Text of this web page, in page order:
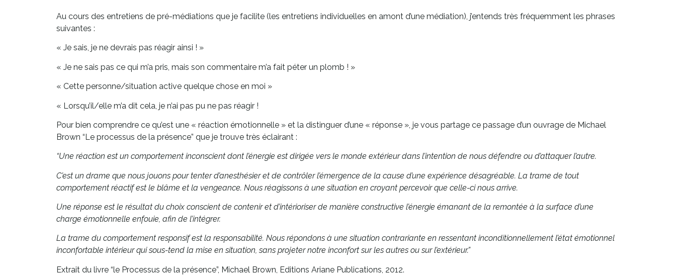
Au cours des entretiens de pré-médiations que je facilite (les entretiens individuelles en amont d’une médiation), j’entends très fréquemment les phrases
suivantes :
« Je sais, je ne devrais pas réagir ainsi ! »
« Je ne sais pas ce qui m’a pris, mais son commentaire m’a fait péter un plomb ! »
« Cette personne/situation active quelque chose en moi »
« Lorsqu’il/elle m’a dit cela, je n’ai pas pu ne pas réagir !
Pour bien comprendre ce qu’est une « réaction émotionnelle » et la distinguer d’une « réponse », je vous partage ce passage d’un ouvrage de Michael
Brown “Le processus de la présence” que je trouve très éclairant :
“Une réaction est un comportement inconscient dont l’énergie est dirigée vers le monde extérieur dans l’intention de nous défendre ou d’attaquer l’autre.
C’est un drame que nous jouons pour tenter d’anesthésier et de contrôler l’émergence de la cause d’une expérience désagréable. La trame de tout
comportement réactif est le blâme et la vengeance. Nous réagissons à une situation en croyant percevoir que celle-ci nous arrive.
Une réponse est le résultat du choix conscient de contenir et d’intérioriser de manière constructive l’énergie émanant de la remontée à la surface d’une
charge émotionnelle enfouie, afin de l’intégrer.
La trame du comportement responsif est la responsabilité. Nous répondons à une situation contrariante en ressentant inconditionnellement l’état émotionnel
inconfortable intérieur qui sous-tend la mise en situation, sans projeter notre inconfort sur les autres ou sur l’extérieur.”
Extrait du livre “le Processus de la présence”, Michael Brown, Editions Ariane Publications, 2012.